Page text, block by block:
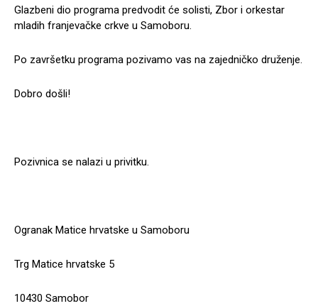
Glazbeni dio programa predvodit će solisti, Zbor i orkestar
mladih franjevačke crkve u Samoboru.
Po završetku programa pozivamo vas na zajedničko druženje.
Dobro došli!
Pozivnica se nalazi u privitku.
Ogranak Matice hrvatske u Samoboru
Trg Matice hrvatske 5
10430 Samobor